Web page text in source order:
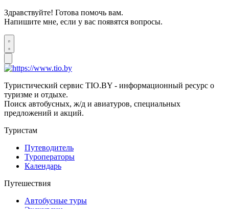
Здравствуйте! Готова помочь вам.
Напишите мне, если у вас появятся вопросы.
Туристический сервис TIO.BY - информационный ресурс о
туризме и отдыхе.
Поиск автобусных, ж/д и авиатуров, специальных
предложений и акций.
Туристам
Путеводитель
Туроператоры
Календарь
Путешествия
Автобусные туры